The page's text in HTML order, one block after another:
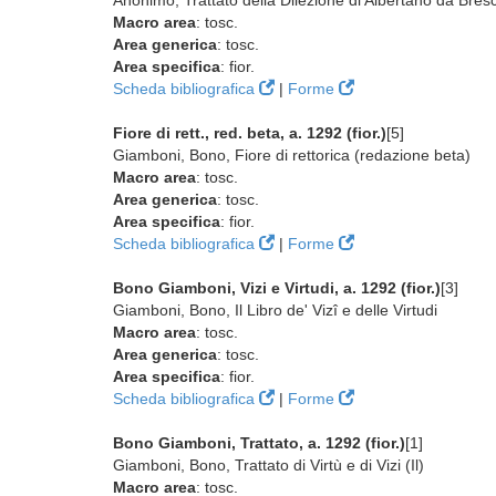
Macro area: tosc.
Area generica: tosc.
Area specifica: fior.
Scheda bibliografica
| Forme
Fiore di rett., red. beta, a. 1292 (fior.)[5]
Giamboni, Bono, Fiore di rettorica (redazione beta)
Macro area: tosc.
Area generica: tosc.
Area specifica: fior.
Scheda bibliografica
| Forme
Bono Giamboni, Vizi e Virtudi, a. 1292 (fior.)[3]
Giamboni, Bono, Il Libro de' Vizî e delle Virtudi
Macro area: tosc.
Area generica: tosc.
Area specifica: fior.
Scheda bibliografica
| Forme
Bono Giamboni, Trattato, a. 1292 (fior.)[1]
Giamboni, Bono, Trattato di Virtù e di Vizi (Il)
Macro area: tosc.